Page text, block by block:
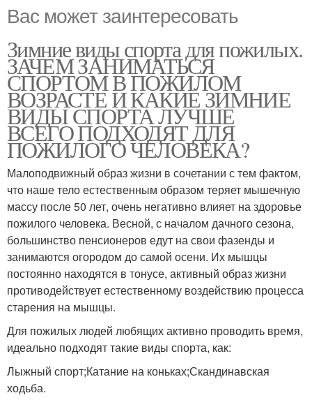
Вас может заинтересовать
Зимние виды спорта для пожилых.
ЗАЧЕМ ЗАНИМАТЬСЯ
СПОРТОМ В ПОЖИЛОМ
ВОЗРАСТЕ И КАКИЕ ЗИМНИЕ
ВИДЫ СПОРТА ЛУЧШЕ
ВСЕГО ПОДХОДЯТ ДЛЯ
ПОЖИЛОГО ЧЕЛОВЕКА?
Малоподвижный образ жизни в сочетании с тем фактом,
что наше тело естественным образом теряет мышечную
массу после 50 лет, очень негативно влияет на здоровье
пожилого человека. Весной, с началом дачного сезона,
большинство пенсионеров едут на свои фазенды и
занимаются огородом до самой осени. Их мышцы
постоянно находятся в тонусе, активный образ жизни
противодействует естественному воздействию процесса
старения на мышцы.
Для пожилых людей любящих активно проводить время,
идеально подходят такие виды спорта, как:
Лыжный спорт;Катание на коньках;Скандинавская
ходьба.